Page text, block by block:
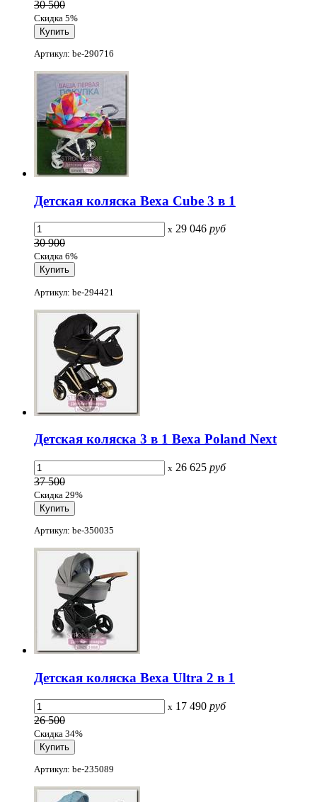
30 500
Скидка 5%
Артикул: be-290716
Детская коляска Bexa Cube 3 в 1
x 29 046 руб
30 900
Скидка 6%
Артикул: be-294421
Детская коляска 3 в 1 Bexa Poland Next
x 26 625 руб
37 500
Скидка 29%
Артикул: be-350035
Детская коляска Bexa Ultra 2 в 1
x 17 490 руб
26 500
Скидка 34%
Артикул: be-235089